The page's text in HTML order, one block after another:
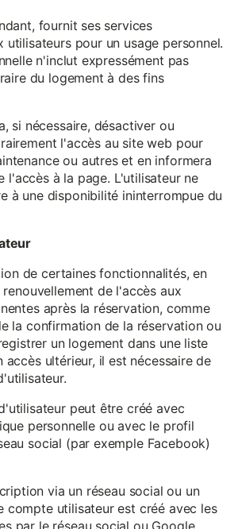
fournit ses services
utilisateurs pour un usage personnel.
n'inclut expressément pas
du logement à des fins
si nécessaire, désactiver ou
l'accès au site web pour
ou autres et en informera
l'accès à la page. L'utilisateur ne
à une disponibilité ininterrompue du
de certaines fonctionnalités, en
de l'accès aux
après la réservation, comme
la confirmation de la réservation ou
un logement dans une liste
ultérieur, il est nécessaire de
peut être créé avec
personnelle ou avec le profil
social (par exemple Facebook)
via un réseau social ou un
compte utilisateur est créé avec les